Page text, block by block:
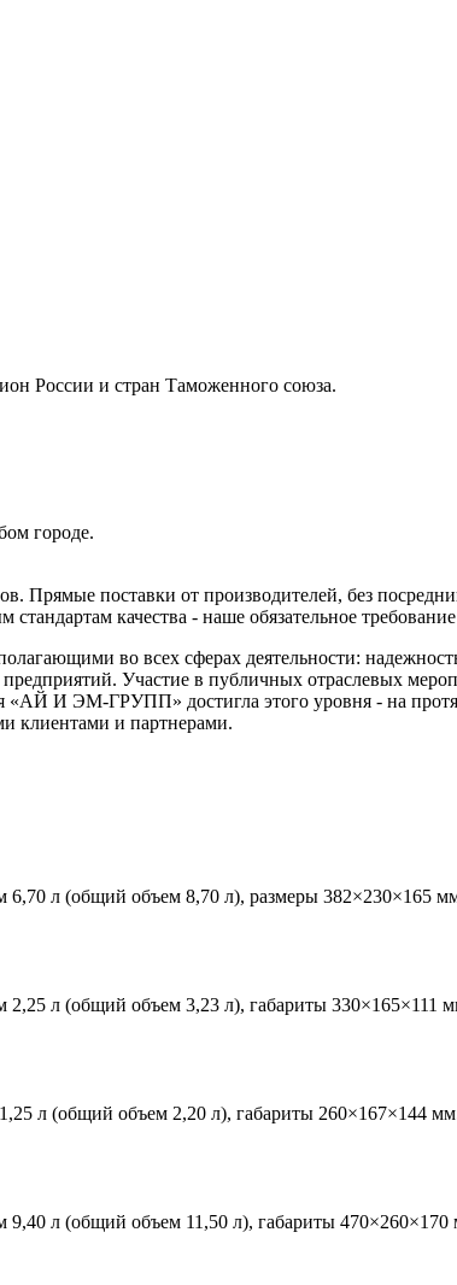
России и стран Таможенного союза.
городе.
Прямые поставки от производителей, без
качества - наше обязательное
во всех сферах деятельности:
Участие в публичных отраслевых
И ЭМ-ГРУПП» достигла этого уровня - на
клиентами и партнерами.
л (общий объем 8,70 л), размеры 382×230×165
л (общий объем 3,23 л), габариты 330×165×111
л (общий объем 2,20 л), габариты 260×167×144
л (общий объем 11,50 л), габариты 470×260×170